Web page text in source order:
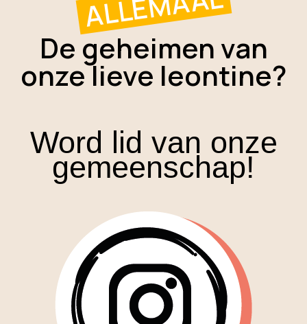
De geheimen van
onze lieve leontine?
Word lid van onze
gemeenschap!